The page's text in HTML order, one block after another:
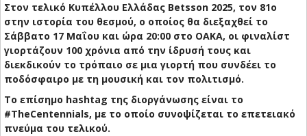
Στον τελικό Κυπέλλου Ελλάδας Betsson 2025, τον 81ο
στην ιστορία του θεσμού, ο οποίος θα διεξαχθεί το
Σάββατο 17 Μαΐου και ώρα 20:00 στο ΟΑΚΑ, οι φιναλίστ
γιορτάζουν 100 χρόνια από την ίδρυσή τους και
διεκδικούν το τρόπαιο σε μια γιορτή που συνδέει το
ποδόσφαιρο με τη μουσική και τον πολιτισμό.
Το επίσημο hashtag της διοργάνωσης είναι το
#TheCentennials, με το οποίο συνοψίζεται το επετειακό
πνεύμα του τελικού.